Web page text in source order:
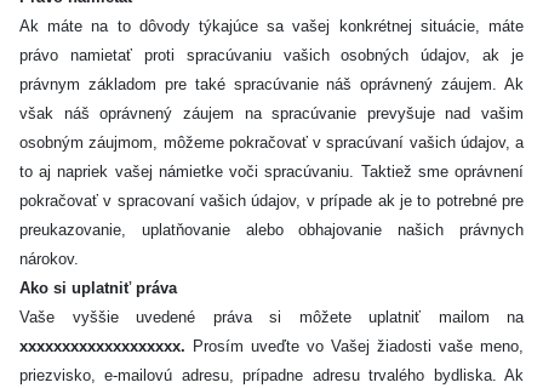
Ak máte na to dôvody týkajúce sa vašej konkrétnej situácie, máte
právo namietať proti spracúvaniu vašich osobných údajov, ak je
právnym základom pre také spracúvanie náš oprávnený záujem. Ak
však náš oprávnený záujem na spracúvanie prevyšuje nad vašim
osobným záujmom, môžeme pokračovať v spracúvaní vašich údajov, a
to aj napriek vašej námietke voči spracúvaniu. Taktiež sme oprávnení
pokračovať v spracovaní vašich údajov, v prípade ak je to potrebné pre
preukazovanie, uplatňovanie alebo obhajovanie našich právnych
nárokov.
Ako si uplatniť práva
Vaše vyššie uvedené práva si môžete uplatniť mailom na
xxxxxxxxxxxxxxxxxxx. Prosím uveďte vo Vašej žiadosti vaše meno,
priezvisko, e-mailovú adresu, prípadne adresu trvalého bydliska. Ak